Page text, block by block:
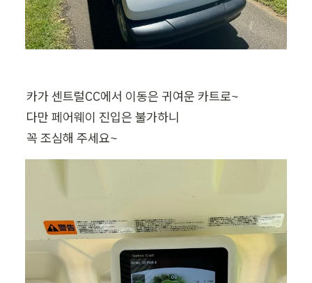
카가 센트럴CC에서 이동은 귀여운 카트로~
다만 페어웨이 진입은 불가하니
꼭 조심해 주세요~